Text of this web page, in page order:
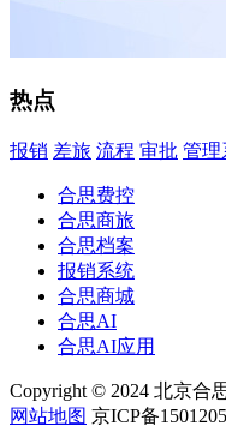
热点
报销 差旅 流程 审批 管理
合思费控
合思商旅
合思档案
报销系统
合思商城
合思AI
合思AI应用
Copyright © 2024 北京合
网站地图 京ICP备